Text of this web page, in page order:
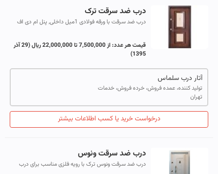
درب ضد سرقت ترک
درب ضد سرقت با ورقه فولادی 1میل داخلی, پنل ام دی اف
قیمت هر عدد:از 7,500,000 تا 22,000,000 ریال
(29 آذر
1395)
آتار درب سلماس
تولید کننده، عمده فروش، خرده فروش، خدمات
تهران
درخواست خرید یا کسب اطلاعات بیشتر
درب ضد سرقت ونوس
درب ضد سرقت ونوس ترک با رویه فلزی مناسب برای درب